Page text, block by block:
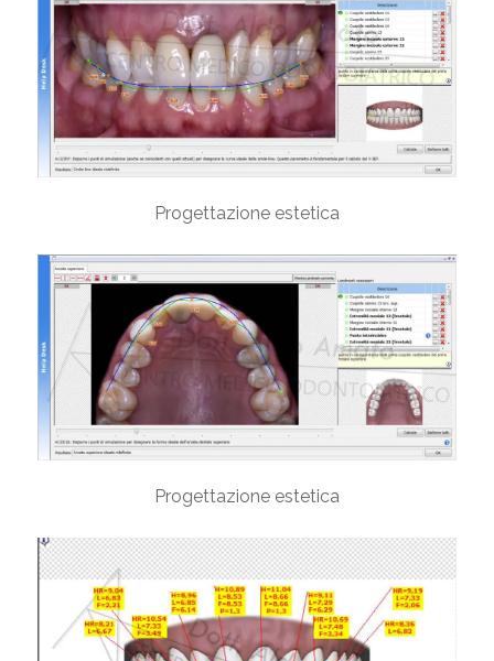
Progettazione estetica
Progettazione estetica